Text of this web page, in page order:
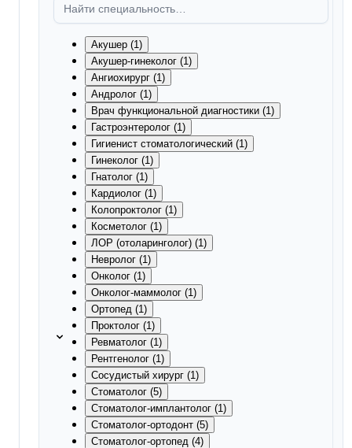
Акушер (1)
Акушер-гинеколог (1)
Ангиохирург (1)
Андролог (1)
Врач функциональной диагностики (1)
Гастроэнтеролог (1)
Гигиенист стоматологический (1)
Гинеколог (1)
Гнатолог (1)
Кардиолог (1)
Колопроктолог (1)
Косметолог (1)
ЛОР (отоларинголог) (1)
Невролог (1)
Онколог (1)
Онколог-маммолог (1)
Ортопед (1)
Проктолог (1)
Ревматолог (1)
Рентгенолог (1)
Сосудистый хирург (1)
Стоматолог (5)
Стоматолог-имплантолог (1)
Стоматолог-ортодонт (5)
Стоматолог-ортопед (4)